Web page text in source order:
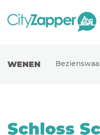
Europa
WENEN
Schloss